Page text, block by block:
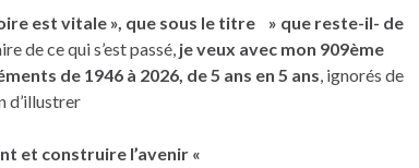
est vitale », que sous le titre » que reste-il- de
de ce qui s’est passé, je veux avec mon 909ème
de 1946 à 2026, de 5 ans en 5 ans, ignorés de
d’illustrer
et construire l’avenir «